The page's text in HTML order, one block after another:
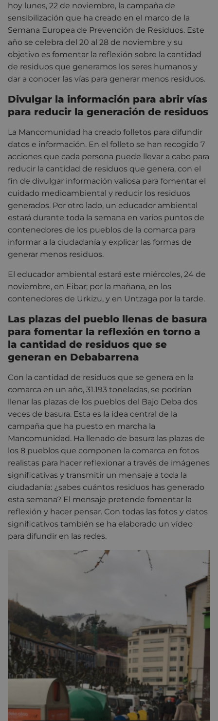
hoy lunes, 22 de noviembre, la campaña de
sensibilización que ha creado en el marco de la
Semana Europea de Prevención de Residuos. Este
año se celebra del 20 al 28 de noviembre y su
objetivo es fomentar la reflexión sobre la cantidad
de residuos que generamos los seres humanos y
dar a conocer las vías para generar menos residuos.
Divulgar la información para abrir vías
para reducir la generación de residuos
La Mancomunidad ha creado folletos para difundir
datos e información. En el folleto se han recogido 7
acciones que cada persona puede llevar a cabo para
reducir la cantidad de residuos que genera, con el
fin de divulgar información valiosa para fomentar el
cuidado medioambiental y reducir los residuos
generados. Por otro lado, un educador ambiental
estará durante toda la semana en varios puntos de
contenedores de los pueblos de la comarca para
informar a la ciudadanía y explicar las formas de
generar menos residuos.
El educador ambiental estará este miércoles, 24 de
noviembre, en Eibar; por la mañana, en los
contenedores de Urkizu, y en Untzaga por la tarde.
Las plazas del pueblo llenas de basura
para fomentar la reflexión en torno a
la cantidad de residuos que se
generan en Debabarrena
Con la cantidad de residuos que se genera en la
comarca en un año, 31.193 toneladas, se podrían
llenar las plazas de los pueblos del Bajo Deba dos
veces de basura. Esta es la idea central de la
campaña que ha puesto en marcha la
Mancomunidad. Ha llenado de basura las plazas de
los 8 pueblos que componen la comarca en fotos
realistas para hacer reflexionar a través de imágenes
significativas y transmitir un mensaje a toda la
ciudadanía: ¿sabes cuántos residuos has generado
esta semana? El mensaje pretende fomentar la
reflexión y hacer pensar. Con todas las fotos y datos
significativos también se ha elaborado un vídeo
para difundir en las redes.